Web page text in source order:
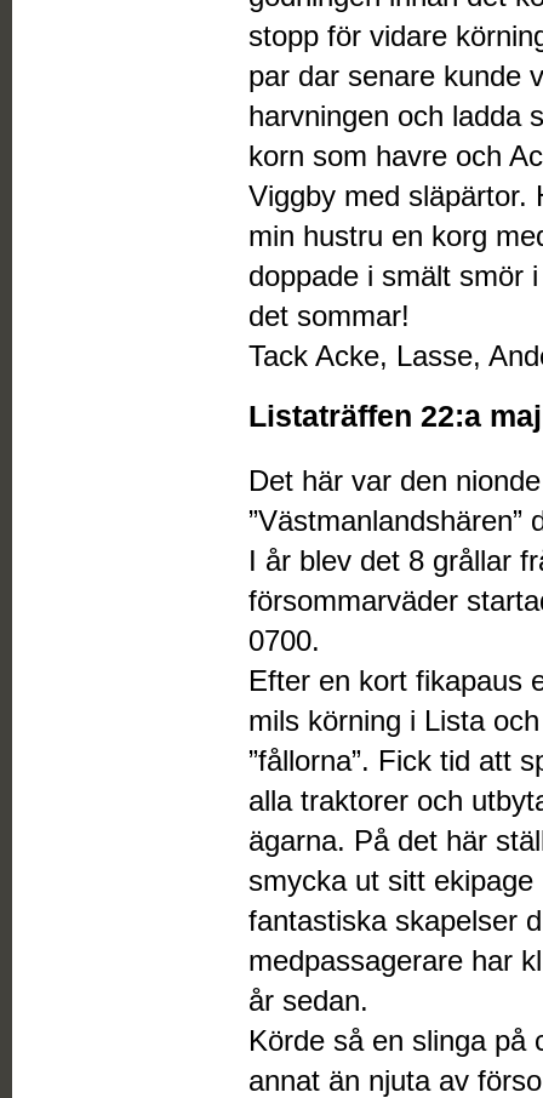
stopp för vidare
par dar senare kunde
harvningen och ladda
korn som havre och
Viggby med släpärtor.
min hustru en korg
doppade i smält smör
det sommar!
Tack Acke, Lasse,
Listaträffen 22:a
Det här var den
I år blev det 8 grållar
försommarväder
0700.
Efter en kort fikapaus
mils körning i Lista
”fållorna”. Fick tid att
alla traktorer och
ägarna. På det här
smycka ut sitt
fantastiska skapelser
medpassagerare har
år sedan.
Körde så en slinga på
annat än njuta av